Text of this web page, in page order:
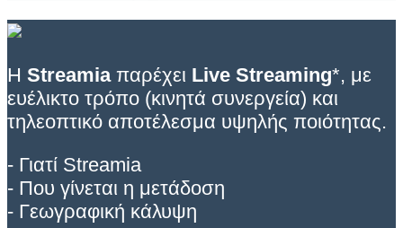
Η Streamiaπαρέχει Live Streaming*, με
ευέλικτο τρόπο (κινητά συνεργεία) και
τηλεοπτικό αποτέλεσμα υψηλής ποιότητας.
- Γιατί Streamia
- Που γίνεται η μετάδοση
- Γεωγραφική κάλυψη